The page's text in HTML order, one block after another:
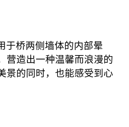
于桥两侧墙体的内部晕
营造出一种温馨而浪漫的
景的同时，也能感受到心